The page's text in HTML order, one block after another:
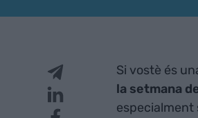
Si vostè és
la setmana
especialment